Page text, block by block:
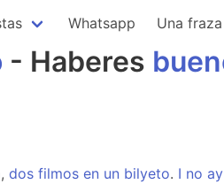
Whatsapp Una fraza
- Haberes
dos filmos en un bilyeto. I no ay